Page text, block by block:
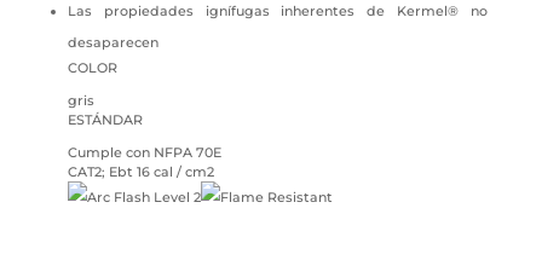
Las propiedades ignífugas inherentes de Kermel® no
desaparecen
COLOR
gris
ESTÁNDAR
Cumple con NFPA 70E
CAT2; Ebt 16 cal / cm2